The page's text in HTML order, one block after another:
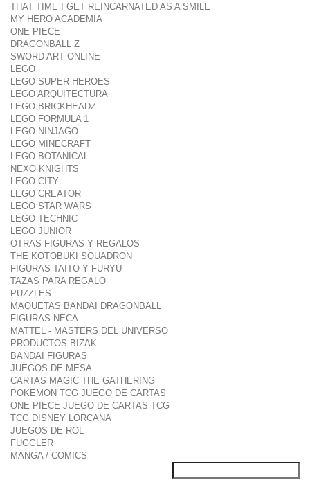
THAT TIME I GET REINCARNATED AS A SMILE
MY HERO ACADEMIA
ONE PIECE
DRAGONBALL Z
SWORD ART ONLINE
LEGO
LEGO SUPER HEROES
LEGO ARQUITECTURA
LEGO BRICKHEADZ
LEGO FORMULA 1
LEGO NINJAGO
LEGO MINECRAFT
LEGO BOTANICAL
NEXO KNIGHTS
LEGO CITY
LEGO CREATOR
LEGO STAR WARS
LEGO TECHNIC
LEGO JUNIOR
OTRAS FIGURAS Y REGALOS
THE KOTOBUKI SQUADRON
FIGURAS TAITO Y FURYU
TAZAS PARA REGALO
PUZZLES
MAQUETAS BANDAI DRAGONBALL
FIGURAS NECA
MATTEL - MASTERS DEL UNIVERSO
PRODUCTOS BIZAK
BANDAI FIGURAS
JUEGOS DE MESA
CARTAS MAGIC THE GATHERING
POKEMON TCG JUEGO DE CARTAS
ONE PIECE JUEGO DE CARTAS TCG
TCG DISNEY LORCANA
JUEGOS DE ROL
FUGGLER
MANGA / COMICS